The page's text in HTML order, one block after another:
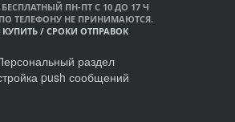
ПН-ПТ С 10 ДО 17 Ч
ТЕЛЕФОНУ НЕ ПРИНИМАЮТСЯ.
КУПИТЬ / СРОКИ ОТПРАВОК
раздел
push сообщений